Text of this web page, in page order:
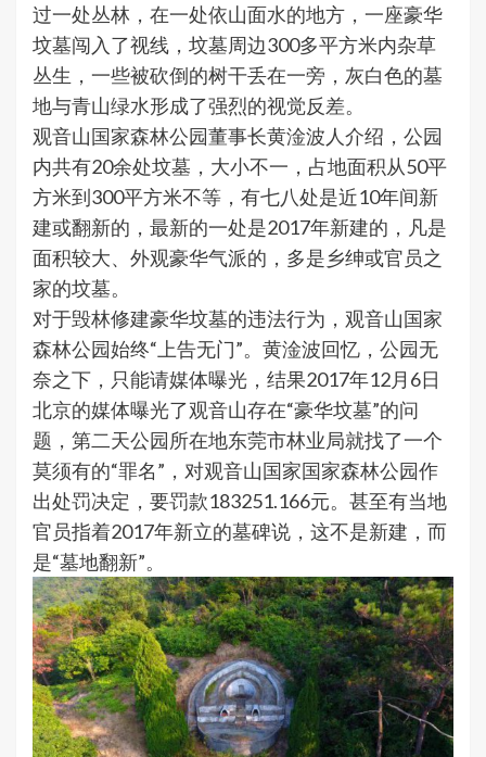
过一处丛林，在一处依山面水的地方，一座豪华
坟墓闯入了视线，坟墓周边300多平方米内杂草
丛生，一些被砍倒的树干丢在一旁，灰白色的墓
地与青山绿水形成了强烈的视觉反差。
观音山国家森林公园董事长黄淦波人介绍，公园
内共有20余处坟墓，大小不一，占地面积从50平
方米到300平方米不等，有七八处是近10年间新
建或翻新的，最新的一处是2017年新建的，凡是
面积较大、外观豪华气派的，多是乡绅或官员之
家的坟墓。
对于毁林修建豪华坟墓的违法行为，观音山国家
森林公园始终“上告无门”。黄淦波回忆，公园无
奈之下，只能请媒体曝光，结果2017年12月6日
北京的媒体曝光了观音山存在“豪华坟墓”的问
题，第二天公园所在地东莞市林业局就找了一个
莫须有的“罪名”，对观音山国家国家森林公园作
出处罚决定，要罚款183251.166元。甚至有当地
官员指着2017年新立的墓碑说，这不是新建，而
是“墓地翻新”。